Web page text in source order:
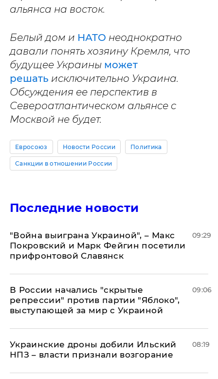
альянса на восток.
Белый дом и НАТО неоднократно
давали понять хозяину Кремля, что
будущее Украины может
решать исключительно Украина.
Обсуждения ее перспектив в
Североатлантическом альянсе с
Москвой не будет.
Евросоюз Новости России Политика
Санкции в отношении России
Последние новости
"Война выиграна Украиной", – Макс
Покровский и Марк Фейгин посетили
прифронтовой Славянск
09:29
В России начались "скрытые
репрессии" против партии "Яблоко",
выступающей за мир с Украиной
09:06
Украинские дроны добили Ильский
НПЗ – власти признали возгорание
08:19